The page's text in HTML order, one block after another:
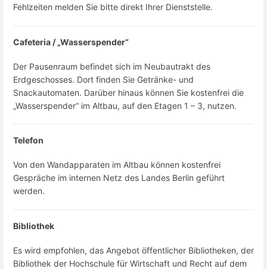
Fehlzeiten melden Sie bitte direkt Ihrer Dienststelle.
Cafeteria / „Wasserspender“
Der Pausenraum befindet sich im Neubautrakt des
Erdgeschosses. Dort finden Sie Getränke- und
Snackautomaten. Darüber hinaus können Sie kostenfrei die
„Wasserspender“ im Altbau, auf den Etagen 1 – 3, nutzen.
Telefon
Von den Wandapparaten im Altbau können kostenfrei
Gespräche im internen Netz des Landes Berlin geführt
werden.
Bibliothek
Es wird empfohlen, das Angebot öffentlicher Bibliotheken, der
Bibliothek der Hochschule für Wirtschaft und Recht auf dem